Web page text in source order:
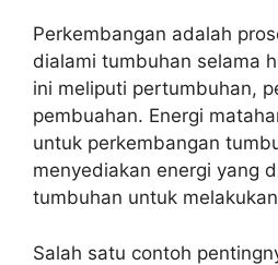
Perkembangan adalah
dialami tumbuhan selama
ini meliputi pertumbuhan,
pembuahan. Energi
untuk perkembangan
menyediakan energi yang
tumbuhan untuk
Salah satu contoh